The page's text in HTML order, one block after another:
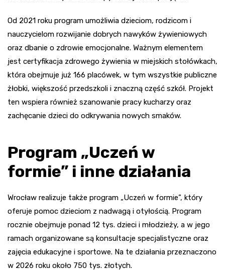
Od 2021 roku program umożliwia dzieciom, rodzicom i
nauczycielom rozwijanie dobrych nawyków żywieniowych
oraz dbanie o zdrowie emocjonalne. Ważnym elementem
jest certyfikacja zdrowego żywienia w miejskich stołówkach,
która obejmuje już 166 placówek, w tym wszystkie publiczne
żłobki, większość przedszkoli i znaczną część szkół. Projekt
ten wspiera również szanowanie pracy kucharzy oraz
zachęcanie dzieci do odkrywania nowych smaków.
Program „Uczeń w
formie” i inne działania
Wrocław realizuje także program „Uczeń w formie”, który
oferuje pomoc dzieciom z nadwagą i otyłością. Program
rocznie obejmuje ponad 12 tys. dzieci i młodzieży, a w jego
ramach organizowane są konsultacje specjalistyczne oraz
zajęcia edukacyjne i sportowe. Na te działania przeznaczono
w 2026 roku około 750 tys. złotych.